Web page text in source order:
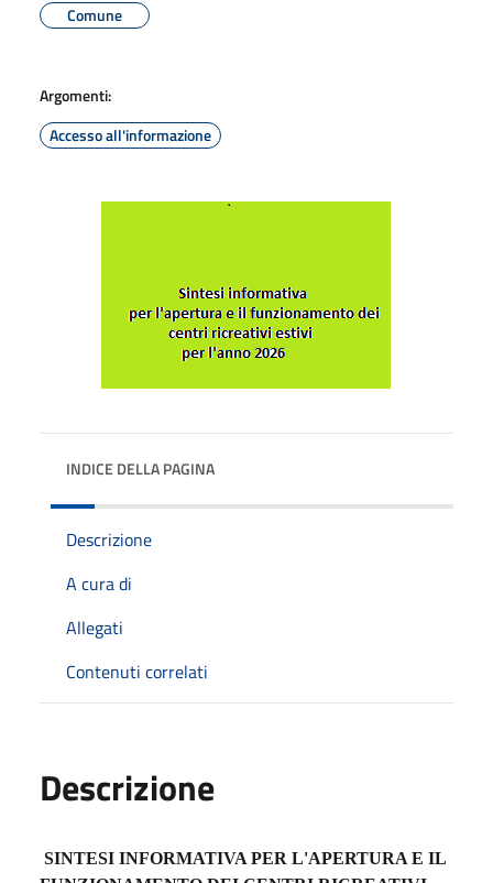
Comune
Argomenti:
Accesso all'informazione
INDICE DELLA PAGINA
Descrizione
A cura di
Allegati
Contenuti correlati
Descrizione
SINTESI INFORMATIVA PER L'APERTURA E IL